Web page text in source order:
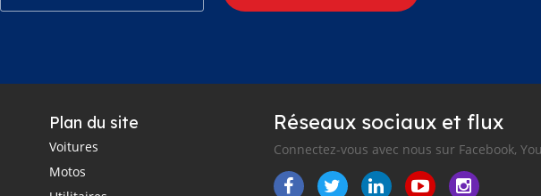
Plan du site
Voitures
Motos
Réseaux sociaux et flux
Connectez-vous avec nous sur Facebook,